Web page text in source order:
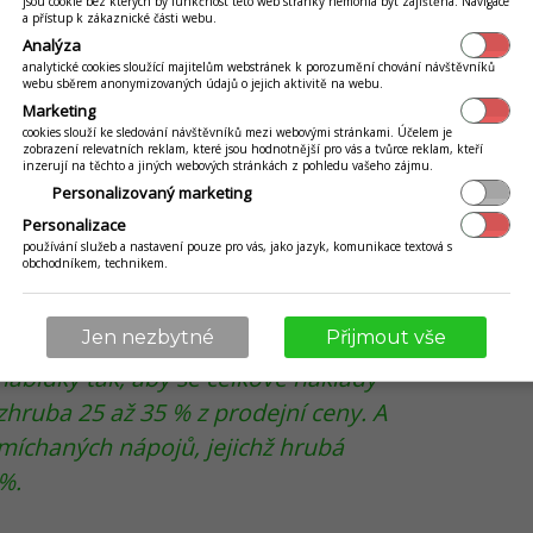
tak, aby se celkové náklady
25 až 35 % z prodejní ceny. A
nápojů, jejichž hrubá
a přístup k zákaznické části webu.
Analýza
analytické cookies sloužící majitelům webstránek k porozumění chování návštěvníků
webu sběrem anonymizovaných údajů o jejich aktivitě na webu.
Marketing
cookies slouží ke sledování návštěvníků mezi webovými stránkami. Účelem je
zobrazení relevatních reklam, které jsou hodnotnější pro vás a tvůrce reklam, kteří
inzerují na těchto a jiných webových stránkách z pohledu vašeho zájmu.
Personalizovaný marketing
Personalizace
používání služeb a nastavení pouze pro vás, jako jazyk, komunikace textová s
obchodníkem, technikem.
Jen nezbytné Přijmout vše